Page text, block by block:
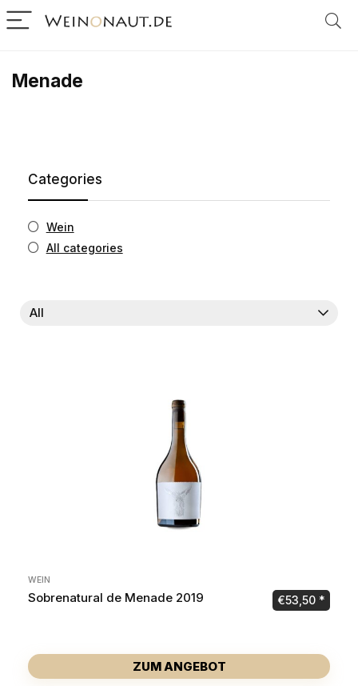
Menade
Categories
Wein
All categories
All
WEIN
Sobrenatural de Menade 2019 €53,50
ZUM ANGEBOT